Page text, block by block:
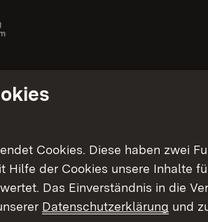
Cookies. Diese haben zwei
Hilfe der Cookies unsere Inhalte
Das Einverständnis in die
Datenschutzerklärung und